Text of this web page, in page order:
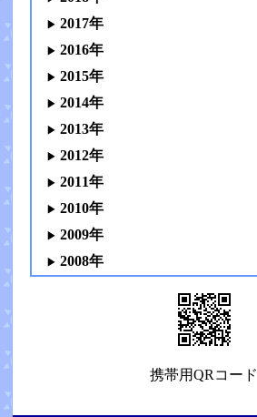
2017年
2016年
2015年
2014年
2013年
2012年
2011年
2010年
2009年
2008年
携帯用QRコード